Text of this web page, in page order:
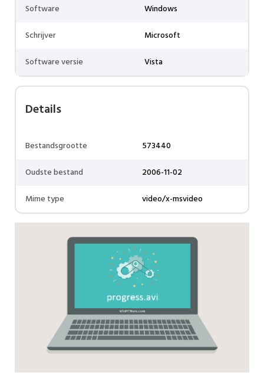
Software
Windows
Schrijver
Microsoft
Software versie
Vista
Details
Bestandsgrootte
573440
Oudste bestand
2006-11-02
Mime type
video/x-msvideo